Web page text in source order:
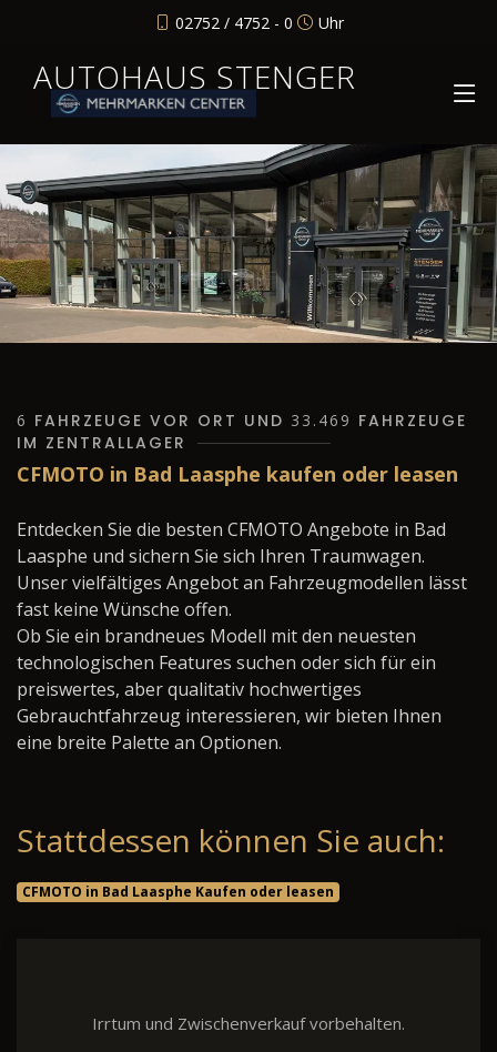
02752 / 4752 - 0 Uhr
AUTOHAUS STENGER
6 FAHRZEUGE VOR ORT UND 33.469 FAHRZEUGE
IM ZENTRALLAGER
CFMOTO in Bad Laasphe kaufen oder leasen
Entdecken Sie die besten CFMOTO Angebote in Bad
Laasphe und sichern Sie sich Ihren Traumwagen.
Unser vielfältiges Angebot an Fahrzeugmodellen lässt
fast keine Wünsche offen.
Ob Sie ein brandneues Modell mit den neuesten
technologischen Features suchen oder sich für ein
preiswertes, aber qualitativ hochwertiges
Gebrauchtfahrzeug interessieren, wir bieten Ihnen
eine breite Palette an Optionen.
Stattdessen können Sie auch:
CFMOTO in Bad Laasphe Kaufen oder leasen
Irrtum und Zwischenverkauf vorbehalten.